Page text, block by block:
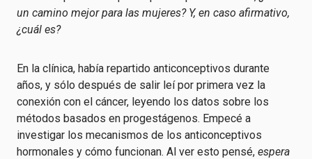
un camino mejor para las mujeres? Y, en caso afirmativo,
¿cuál es?
En la clínica, había repartido anticonceptivos durante
años, y sólo después de salir leí por primera vez la
conexión con el cáncer, leyendo los datos sobre los
métodos basados en progestágenos. Empecé a
investigar los mecanismos de los anticonceptivos
hormonales y cómo funcionan. Al ver esto pensé, espera